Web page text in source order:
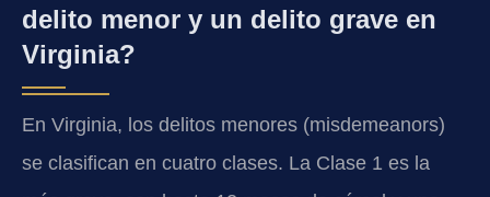
delito menor y un delito grave en
Virginia?
En Virginia, los delitos menores (misdemeanors)
se clasifican en cuatro clases. La Clase 1 es la